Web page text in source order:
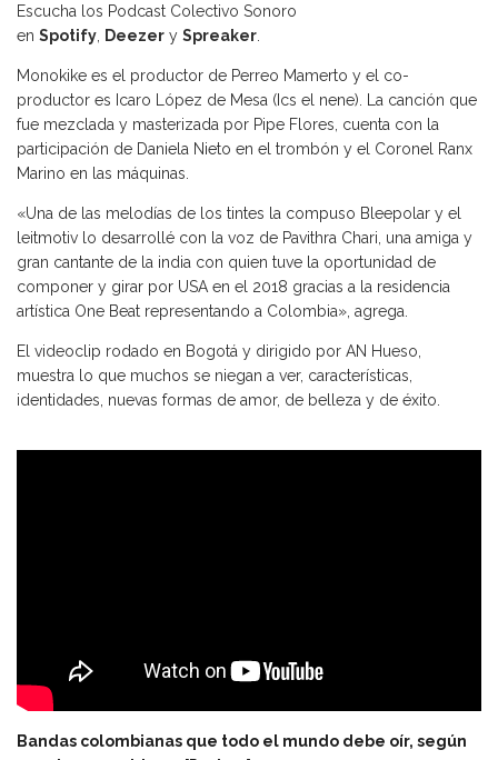
Escucha los Podcast Colectivo Sonoro
en Spotify Deezer y Spreaker
Monokike es el productor de Perreo Mamerto y el co-
productor es Icaro López de Mesa (Ics el nene). La canción que
fue mezclada y masterizada por Pipe Flores, cuenta con la
participación de Daniela Nieto en el trombón y el Coronel Ranx
Marino en las máquinas.
«Una de las melodías de los tintes la compuso Bleepolar y el
leitmotiv lo desarrollé con la voz de Pavithra Chari, una amiga y
gran cantante de la india con quien tuve la oportunidad de
componer y girar por USA en el 2018 gracias a la residencia
artística One Beat representando a Colombia», agrega.
El videoclip rodado en Bogotá y dirigido por AN Hueso,
muestra lo que muchos se niegan a ver, características,
identidades, nuevas formas de amor, de belleza y de éxito.
Mira también:
Bandas colombianas que todo el mundo debe oír, según